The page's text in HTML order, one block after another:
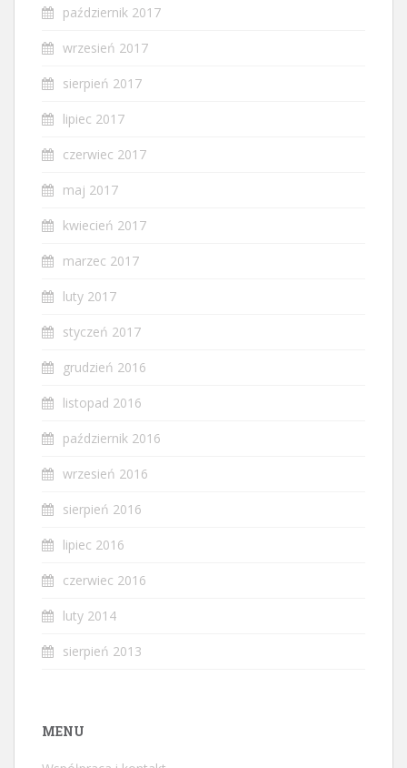
październik 2017
wrzesień 2017
sierpień 2017
lipiec 2017
czerwiec 2017
maj 2017
kwiecień 2017
marzec 2017
luty 2017
styczeń 2017
grudzień 2016
listopad 2016
październik 2016
wrzesień 2016
sierpień 2016
lipiec 2016
czerwiec 2016
luty 2014
sierpień 2013
MENU